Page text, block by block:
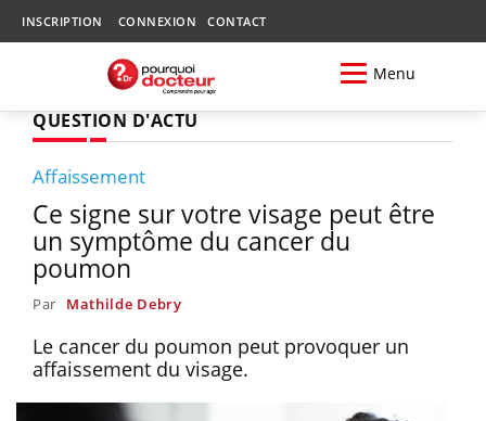
INSCRIPTION CONNEXION CONTACT
Menu
QUESTION D'ACTU
Affaissement
Ce signe sur votre visage peut être
un symptôme du cancer du
poumon
Par Mathilde Debry
Le cancer du poumon peut provoquer un
affaissement du visage.